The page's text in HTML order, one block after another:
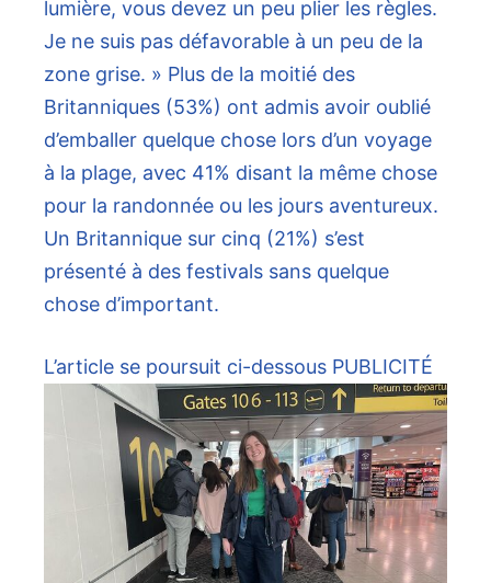
lumière, vous devez un peu plier les règles.
Je ne suis pas défavorable à un peu de la
zone grise. » Plus de la moitié des
Britanniques (53%) ont admis avoir oublié
d’emballer quelque chose lors d’un voyage
à la plage, avec 41% disant la même chose
pour la randonnée ou les jours aventureux.
Un Britannique sur cinq (21%) s’est
présenté à des festivals sans quelque
chose d’important.
L’article se poursuit ci-dessous PUBLICITÉ